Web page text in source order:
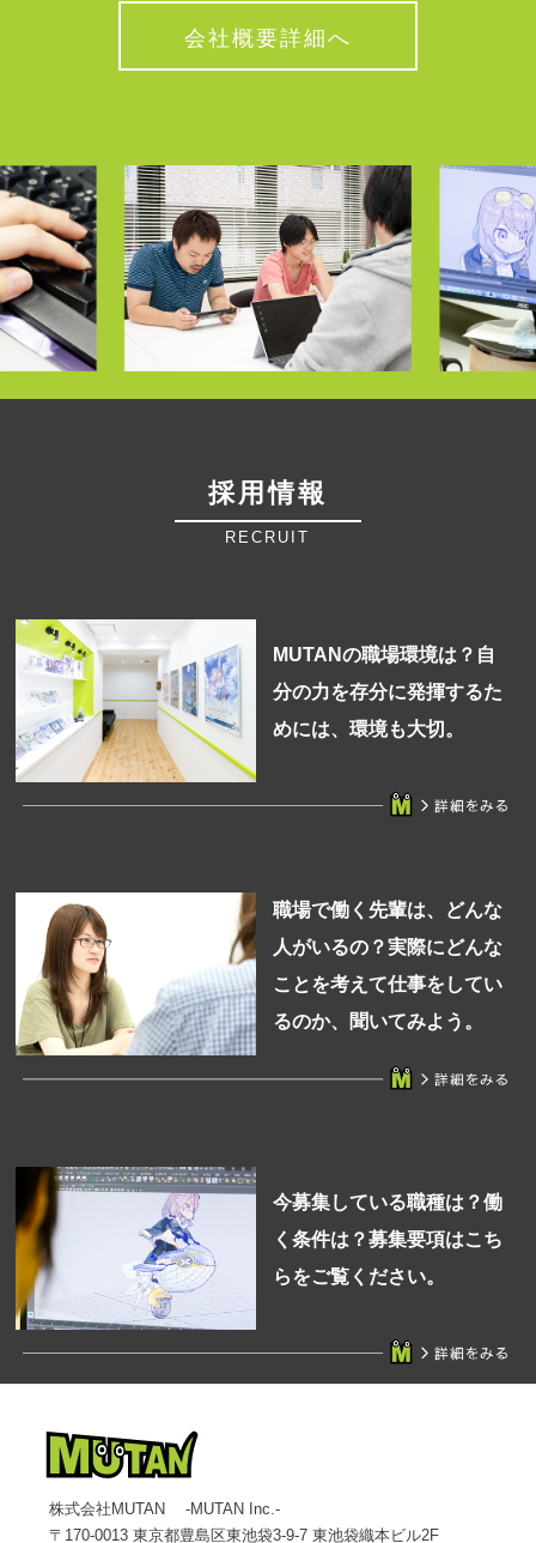
会社概要詳細へ
採用情報
RECRUIT
MUTANの職場環境は？自
分の力を存分に発揮するた
めには、環境も大切。
職場で働く先輩は、どんな
人がいるの？実際にどんな
ことを考えて仕事をしてい
るのか、聞いてみよう。
今募集している職種は？働
く条件は？募集要項はこち
らをご覧ください。
株式会社MUTAN -MUTAN Inc.-
〒170-0013 東京都豊島区東池袋3-9-7 東池袋織本ビル2F